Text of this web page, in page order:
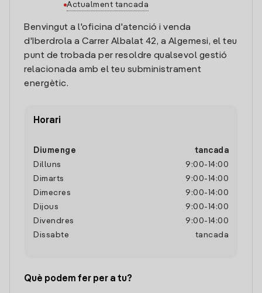
Actualment tancada
Benvingut a l'oficina d'atenció i venda
d'Iberdrola a Carrer Albalat 42, a Algemesi, el teu
punt de trobada per resoldre qualsevol gestió
relacionada amb el teu subministrament
energètic.
Horari
Diumenge
tancada
Dilluns
9:00- 14:00
Dimarts
9:00- 14:00
Dimecres
9:00- 14:00
Dijous
9:00- 14:00
Divendres
9:00- 14:00
Dissabte
tancada
Què podem fer per a tu?